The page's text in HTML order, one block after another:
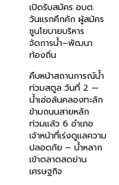
เปิดรับสมัคร อบต.
วันแรกคึกคัก ผู้สมัคร
ชูนโยบายบริหาร
จัดการน้ำ–พัฒนา
ท้องถิ่น
คืบหน้าสถานการณ์น้ำ
ท่วมสตูล วันที่ 2 —
น้ำเอ่อล้นคลองทะลัก
ข้ามถนนสายหลัก
ท่วมแล้ว 6 อำเภอ
เจ้าหน้าที่เร่งดูแลความ
ปลอดภัย – น้ำหลาก
เข้าตลาดสดย่าน
เศรษฐกิจ